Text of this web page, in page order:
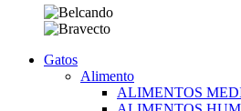
Gatos
Alimento
ALIMENTOS